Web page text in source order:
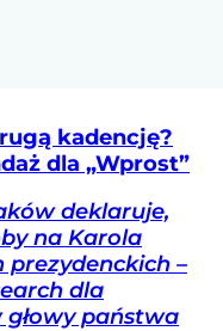
kadencję?
dla „Wprost”
deklaruje,
na Karola
–
dla
głowy państwa